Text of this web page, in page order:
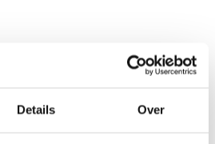
Details Over
suikerrietbekers zijn van